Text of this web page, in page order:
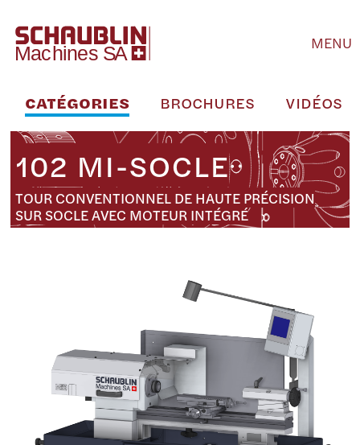
MENU
CATÉGORIES BROCHURES VIDÉOS
102 MI-SOCLE
TOUR CONVENTIONNEL DE HAUTE PRÉCISION
SUR SOCLE AVEC MOTEUR INTÉGRÉ